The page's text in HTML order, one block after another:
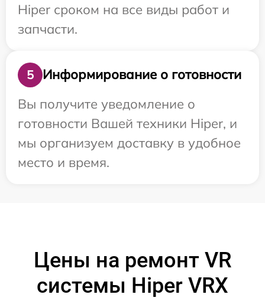
Hiper сроком на все виды работ и
запчасти.
5
Информирование о готовности
Вы получите уведомление о
готовности Вашей техники Hiper, и
мы организуем доставку в удобное
место и время.
Цены на ремонт VR
системы Hiper VRX